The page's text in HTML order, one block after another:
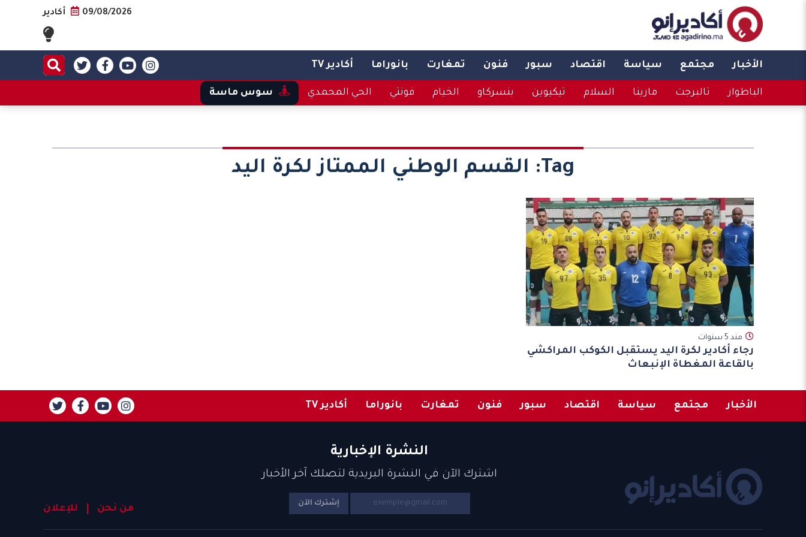
09/08/2026 أكادير
الأخبار مجتمع سياسة اقتصاد سبور فنون تمغارت بانوراما أكادير TV
الباطوار تالبرجت مارينا السلام تيكيوين بنسركاو الخيام فونتي الحي المحمدي سوس ماسة
Tag: القسم الوطني الممتاز لكرة اليد
مند 5 سنوات
رجاء أكادير لكرة اليد يستقبل الكوكب المراكشي
بالقاعة المغطاة الإنبعاث
الأخبار مجتمع سياسة اقتصاد سبور فنون تمغارت بانوراما أكادير TV
النشرة الإخبارية
اشترك الآن في النشرة البريدية لتصلك آخر الأخبار
إشترك الآن من نحن للإعلان